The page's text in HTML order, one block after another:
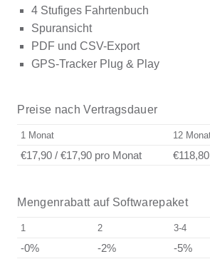
4 Stufiges Fahrtenbuch
Spuransicht
PDF und CSV-Export
GPS-Tracker Plug & Play
Preise nach Vertragsdauer
1 Monat 12
€17,90 /€17,90 pro Monat €118,80
Mengenrabatt auf Softwarepaket
1 2 3-4
-0% -2% -5%